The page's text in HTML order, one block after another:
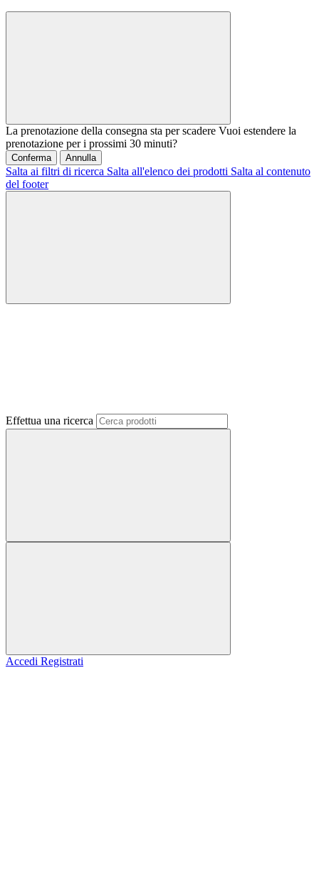
La prenotazione della consegna sta per scadere Vuoi estendere la
prenotazione per i prossimi 30 minuti?
Conferma Annulla
Salta ai filtri di ricerca Salta all'elenco dei prodotti Salta al contenuto
del footer
Effettua una ricerca
Accedi Registrati